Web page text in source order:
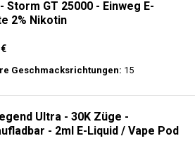
Storm GT 25000 - Einweg E-
2% Nikotin
Geschmacksrichtungen: 15
Ultra - 30K Züge -
- 2ml E-Liquid / Vape Pod